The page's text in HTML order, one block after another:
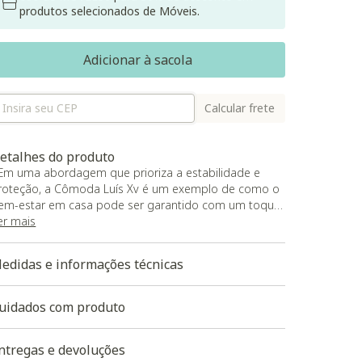
produtos selecionados de Móveis.
Adicionar à sacola
Calcular frete
do produto
uma abordagem que prioriza a estabilidade e
a Cômoda Luís Xv é um exemplo de como o
estar em casa pode ser garantido com um toque
de elegância;
esta peça se destaca pela resistência a
mofo e fungos, proporcionando ao seu
um ambiente tranquilo e livre de
sensação de limpeza e clareza, fazendo com
mais
e informações técnicas
com produto
e devoluções